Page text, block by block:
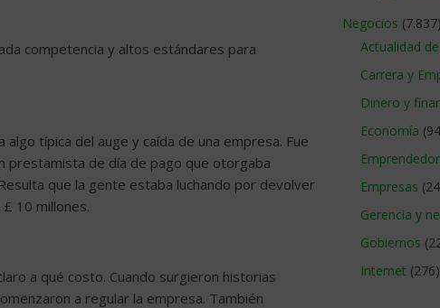
competencia y altos estándares para
típica del auge y caída de una empresa. Fue
prestamista de día de pago que otorgaba
que la gente estaba luchando por devolver
10 millones.
a qué costo. Cuando surgieron historias
a regular la empresa. También
Negocios (7.837)
Actualidad
Carrera y
Dinero y
Economía
Empresas
Gerencia y
Gobiernos
Internet (276)